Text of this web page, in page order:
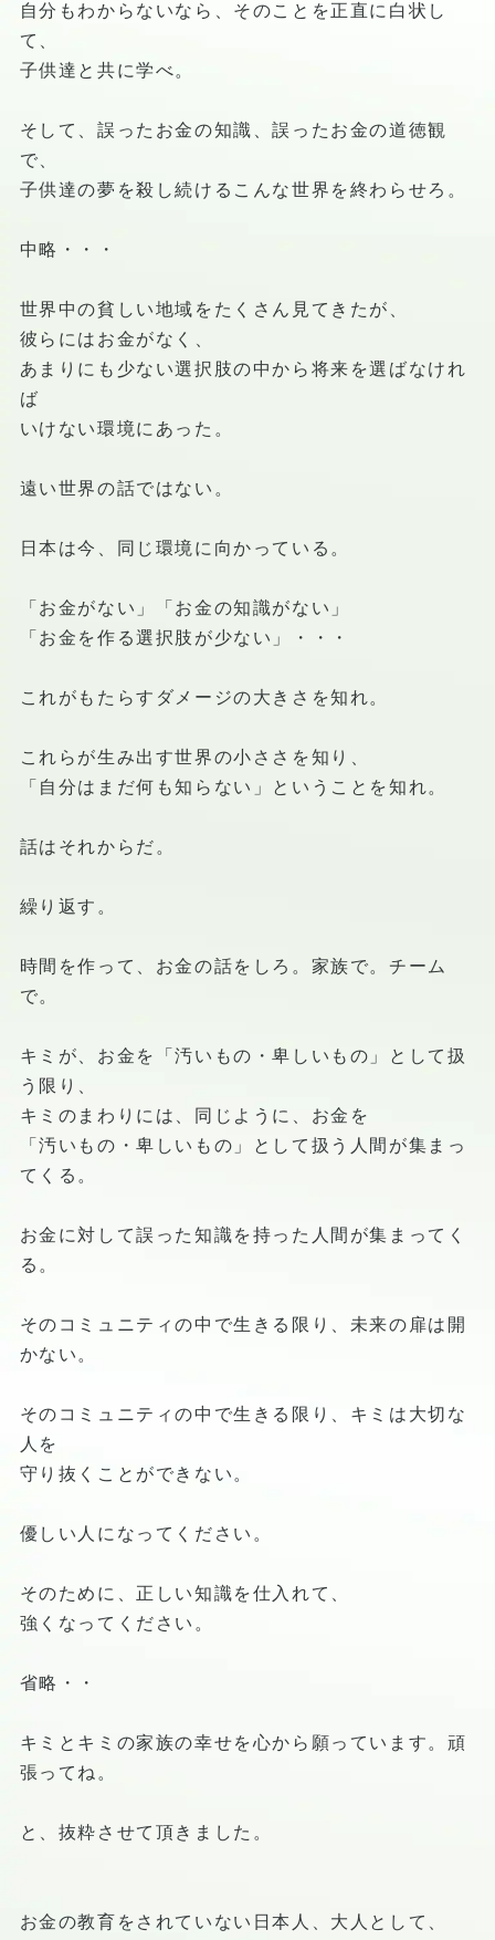
自分もわからないなら、そのことを正直に白状し
て、
子供達と共に学べ。
そして、誤ったお金の知識、誤ったお金の道徳観
で、
子供達の夢を殺し続けるこんな世界を終わらせろ。
中略・・・
世界中の貧しい地域をたくさん見てきたが、
彼らにはお金がなく、
あまりにも少ない選択肢の中から将来を選ばなけれ
ば
いけない環境にあった。
遠い世界の話ではない。
日本は今、同じ環境に向かっている。
「お金がない」「お金の知識がない」
「お金を作る選択肢が少ない」・・・
これがもたらすダメージの大きさを知れ。
これらが生み出す世界の小ささを知り、
「自分はまだ何も知らない」ということを知れ。
話はそれからだ。
繰り返す。
時間を作って、お金の話をしろ。家族で。チーム
で。
キミが、お金を「汚いもの・卑しいもの」として扱
う限り、
キミのまわりには、同じように、お金を
「汚いもの・卑しいもの」として扱う人間が集まっ
てくる。
お金に対して誤った知識を持った人間が集まってく
る。
そのコミュニティの中で生きる限り、未来の扉は開
かない。
そのコミュニティの中で生きる限り、キミは大切な
人を
守り抜くことができない。
優しい人になってください。
そのために、正しい知識を仕入れて、
強くなってください。
省略・・
キミとキミの家族の幸せを心から願っています。頑
張ってね。
と、抜粋させて頂きました。
お金の教育をされていない日本人、大人として、